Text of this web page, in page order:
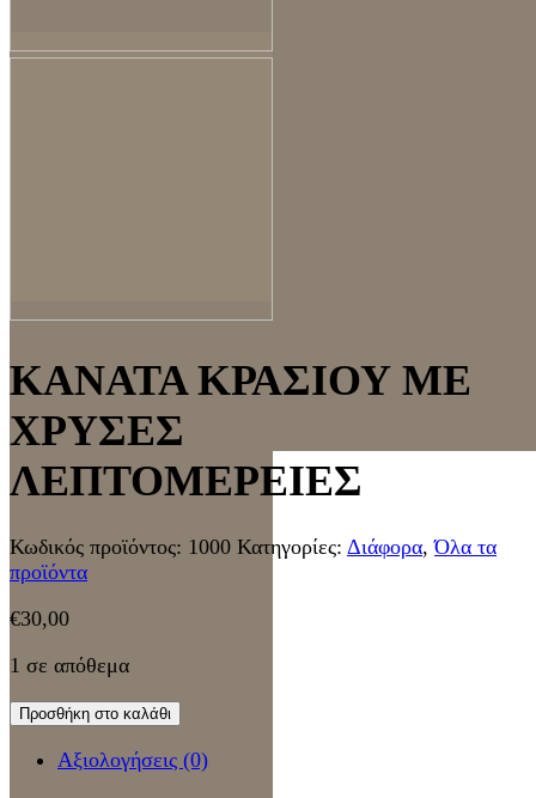
ΚΑΝΑΤΑ ΚΡΑΣΙΟΥ ΜΕ
ΧΡΥΣΕΣ
ΛΕΠΤΟΜΕΡΕΙΕΣ
Κωδικός προϊόντος: 1000 Κατηγορίες: Διάφορα,Όλα τα
προϊόντα
€30,00
1 σε απόθεμα
Προσθήκη στο καλάθι
Αξιολογήσεις (0)